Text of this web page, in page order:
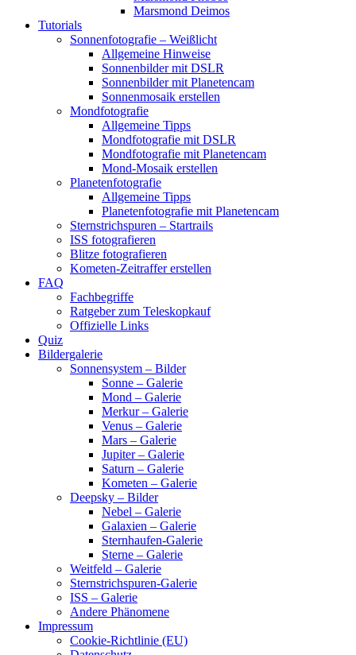
Marsmond Deimos
Tutorials
Sonnenfotografie – Weißlicht
Allgemeine Hinweise
Sonnenbilder mit DSLR
Sonnenbilder mit Planetencam
Sonnenmosaik erstellen
Mondfotografie
Allgemeine Tipps
Mondfotografie mit DSLR
Mondfotografie mit Planetencam
Mond-Mosaik erstellen
Planetenfotografie
Allgemeine Tipps
Planetenfotografie mit Planetencam
Sternstrichspuren – Startrails
ISS fotografieren
Blitze fotografieren
Kometen-Zeitraffer erstellen
FAQ
Fachbegriffe
Ratgeber zum Teleskopkauf
Offizielle Links
Quiz
Bildergalerie
Sonnensystem – Bilder
Sonne – Galerie
Mond – Galerie
Merkur – Galerie
Venus – Galerie
Mars – Galerie
Jupiter – Galerie
Saturn – Galerie
Kometen – Galerie
Deepsky – Bilder
Nebel – Galerie
Galaxien – Galerie
Sternhaufen-Galerie
Sterne – Galerie
Weitfeld – Galerie
Sternstrichspuren-Galerie
ISS – Galerie
Andere Phänomene
Impressum
Cookie-Richtlinie (EU)